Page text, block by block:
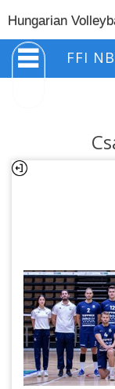
Hungarian
FFI